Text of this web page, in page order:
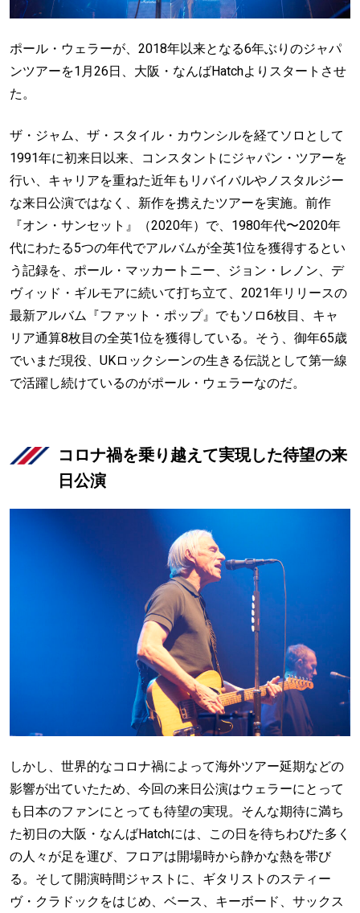
ポール・ウェラーが、2018年以来となる6年ぶりのジャパ
ンツアーを1月26日、大阪・なんばHatchよりスタートさせ
た。
ザ・ジャム、ザ・スタイル・カウンシルを経てソロとして
1991年に初来日以来、コンスタントにジャパン・ツアーを
行い、キャリアを重ねた近年もリバイバルやノスタルジー
な来日公演ではなく、新作を携えたツアーを実施。前作
『オン・サンセット』（2020年）で、1980年代〜2020年
代にわたる5つの年代でアルバムが全英1位を獲得するとい
う記録を、ポール・マッカートニー、ジョン・レノン、デ
ヴィッド・ギルモアに続いて打ち立て、2021年リリースの
最新アルバム『ファット・ポップ』でもソロ6枚目、キャ
リア通算8枚目の全英1位を獲得している。そう、御年65歳
でいまだ現役、UKロックシーンの生きる伝説として第一線
で活躍し続けているのがポール・ウェラーなのだ。
コロナ禍を乗り越えて実現した待望の来
日公演
しかし、世界的なコロナ禍によって海外ツアー延期などの
影響が出ていたため、今回の来日公演はウェラーにとって
も日本のファンにとっても待望の実現。そんな期待に満ち
た初日の大阪・なんばHatchには、この日を待ちわびた多く
の人々が足を運び、フロアは開場時から静かな熱を帯び
る。そして開演時間ジャストに、ギタリストのスティー
ヴ・クラドックをはじめ、ベース、キーボード、サックス